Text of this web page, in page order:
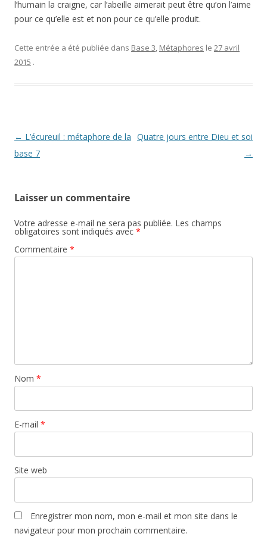
l’humain la craigne, car l’abeille aimerait peut être qu’on l’aime
pour ce qu’elle est et non pour ce qu’elle produit.
Cette entrée a été publiée dans Base 3, Métaphores le 27 avril
2015 .
Navigation
des
← L’écureuil : métaphore de la
base 7
Quatre jours entre Dieu et soi
→
Laisser un commentaire
Votre adresse e-mail ne sera pas publiée. Les champs
obligatoires sont indiqués avec *
Commentaire *
Nom *
E-mail *
Site web
Enregistrer mon nom, mon e-mail et mon site dans le
navigateur pour mon prochain commentaire.